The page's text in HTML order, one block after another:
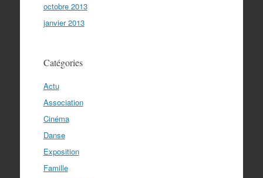
octobre 2013
janvier 2013
Catégories
Actu
Association
Cinéma
Danse
Exposition
Famille